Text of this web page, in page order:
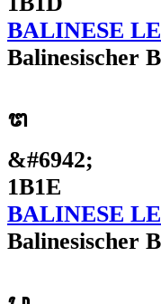
BALINESE
Balinesischer
ᬞ
&#6942;
1B1E
BALINESE
Balinesischer